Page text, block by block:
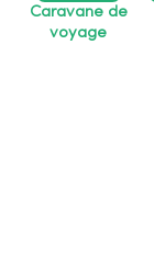
Caravane de
voyage